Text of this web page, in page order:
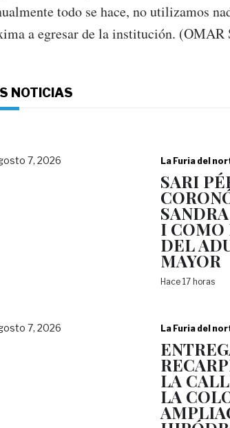
todo se hace, no utilizamos
a egresar de la institución. (OMAR
NOTICIAS
7, 2026 La Furia del
SARI
I COMO
DEL
MAYOR
Hace 17 horas
7, 2026 La Furia del
LA
LA